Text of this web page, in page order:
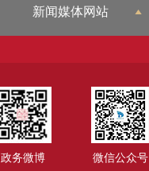
新闻媒体网站
政务微博 微信公众号